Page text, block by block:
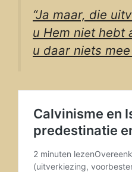
“Ja maar, die
u Hem niet hebt
u daar niets